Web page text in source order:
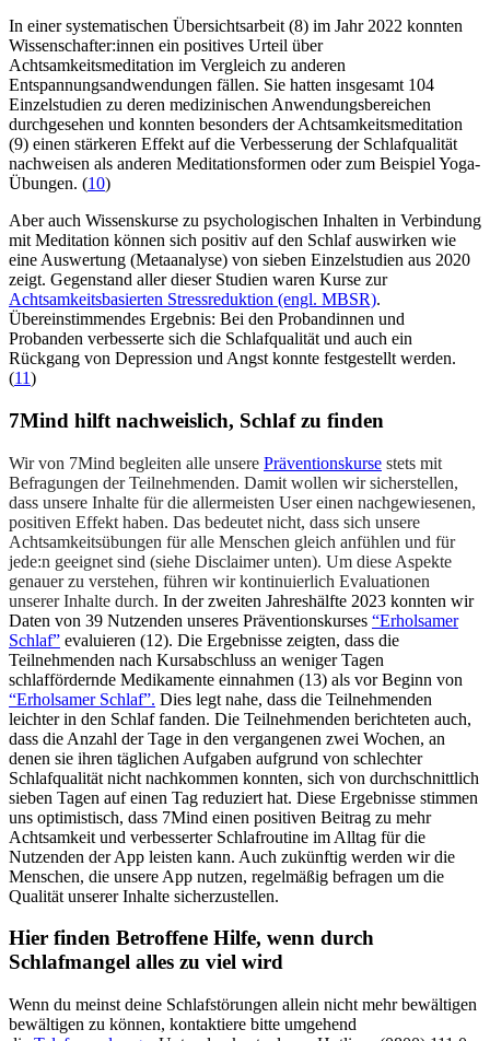
In einer systematischen Übersichtsarbeit (8) im Jahr 2022 konnten
Wissenschafter:innen ein positives Urteil über
Achtsamkeitsmeditation im Vergleich zu anderen
Entspannungsandwendungen fällen. Sie hatten insgesamt 104
Einzelstudien zu deren medizinischen Anwendungsbereichen
durchgesehen und konnten besonders der Achtsamkeitsmeditation
(9) einen stärkeren Effekt auf die Verbesserung der Schlafqualität
nachweisen als anderen Meditationsformen oder zum Beispiel Yoga-
Übungen. (10)
Aber auch Wissenskurse zu psychologischen Inhalten in Verbindung
mit Meditation können sich positiv auf den Schlaf auswirken wie
eine Auswertung (Metaanalyse) von sieben Einzelstudien aus 2020
zeigt. Gegenstand aller dieser Studien waren Kurse zur
Achtsamkeitsbasierten Stressreduktion (engl. MBSR).
Übereinstimmendes Ergebnis: Bei den Probandinnen und
Probanden verbesserte sich die Schlafqualität und auch ein
Rückgang von Depression und Angst konnte festgestellt werden.
(11)
7Mind hilft nachweislich, Schlaf zu finden
Wir von 7Mind begleiten alle unsere Präventionskurse stets mit
Befragungen der Teilnehmenden. Damit wollen wir sicherstellen,
dass unsere Inhalte für die allermeisten User einen nachgewiesenen,
positiven Effekt haben. Das bedeutet nicht, dass sich unsere
Achtsamkeitsübungen für alle Menschen gleich anfühlen und für
jede:n geeignet sind (siehe Disclaimer unten). Um diese Aspekte
genauer zu verstehen, führen wir kontinuierlich Evaluationen
unserer Inhalte durch. In der zweiten Jahreshälfte 2023 konnten wir
Daten von 39 Nutzenden unseres Präventionskurses “Erholsamer
Schlaf” evaluieren (12). Die Ergebnisse zeigten, dass die
Teilnehmenden nach Kursabschluss an weniger Tagen
schlaffördernde Medikamente einnahmen (13) als vor Beginn von
“Erholsamer Schlaf”. Dies legt nahe, dass die Teilnehmenden
leichter in den Schlaf fanden. Die Teilnehmenden berichteten auch,
dass die Anzahl der Tage in den vergangenen zwei Wochen, an
denen sie ihren täglichen Aufgaben aufgrund von schlechter
Schlafqualität nicht nachkommen konnten, sich von durchschnittlich
sieben Tagen auf einen Tag reduziert hat. Diese Ergebnisse stimmen
uns optimistisch, dass 7Mind einen positiven Beitrag zu mehr
Achtsamkeit und verbesserter Schlafroutine im Alltag für die
Nutzenden der App leisten kann. Auch zukünftig werden wir die
Menschen, die unsere App nutzen, regelmäßig befragen um die
Qualität unserer Inhalte sicherzustellen.
Hier finden Betroffene Hilfe, wenn durch
Schlafmangel alles zu viel wird
Wenn du meinst deine Schlafstörungen allein nicht mehr bewältigen
bewältigen zu können, kontaktiere bitte umgehend